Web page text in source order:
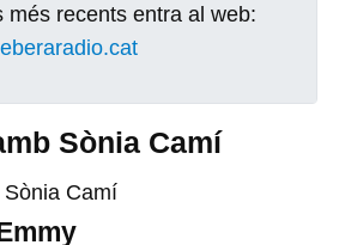
més recents entra al web:
Sònia Camí